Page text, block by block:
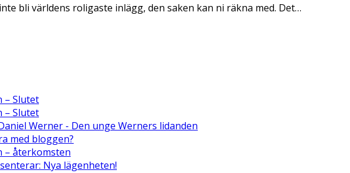
bli världens roligaste inlägg, den saken kan ni räkna med. Det…
– Slutet
– Slutet
Werner - Den unge Werners lidanden
med bloggen?
– återkomsten
Nya lägenheten!